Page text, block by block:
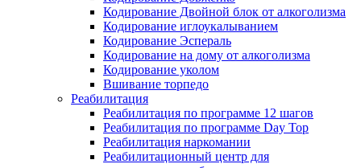
Кодирование Двойной блок от алкоголизма
Кодирование иглоукалыванием
Кодирование Эспераль
Кодирование на дому от алкоголизма
Кодирование уколом
Вшивание торпедо
Реабилитация
Реабилитация по программе 12 шагов
Реабилитация по программе Day Top
Реабилитация наркомании
Реабилитационный центр для